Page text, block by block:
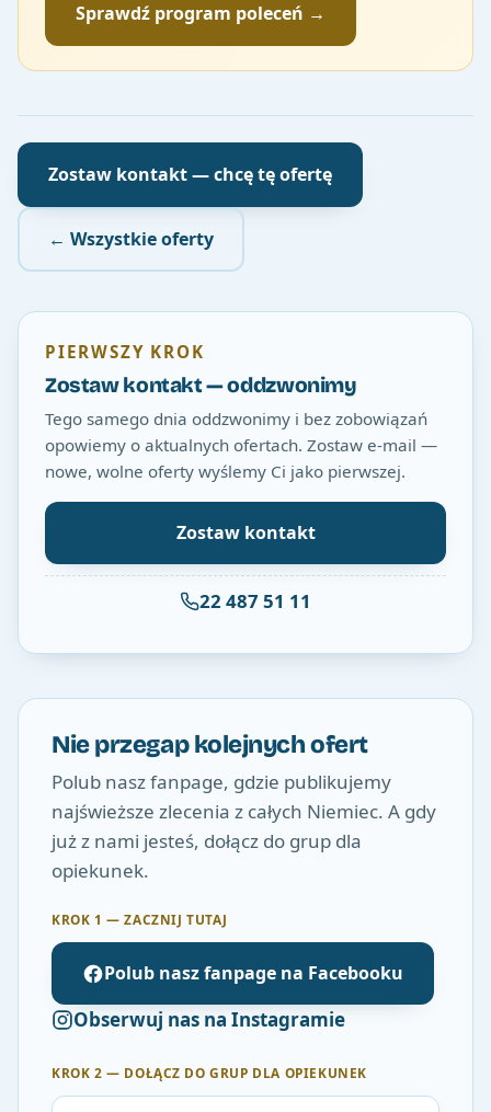
Sprawdź program poleceń →
Zostaw kontakt — chcę tę ofertę
← Wszystkie oferty
PIERWSZY KROK
Zostaw kontakt — oddzwonimy
Tego samego dnia oddzwonimy i bez zobowiązań
opowiemy o aktualnych ofertach. Zostaw e-mail —
nowe, wolne oferty wyślemy Ci jako pierwszej.
Zostaw kontakt
22 487 51 11
Nie przegap kolejnych ofert
Polub nasz fanpage, gdzie publikujemy
najświeższe zlecenia z całych Niemiec. A gdy
już z nami jesteś, dołącz do grup dla
opiekunek.
KROK 1 — ZACZNIJ TUTAJ
Polub nasz fanpage na Facebooku
Obserwuj nas na Instagramie
KROK 2 — DOŁĄCZ DO GRUP DLA OPIEKUNEK